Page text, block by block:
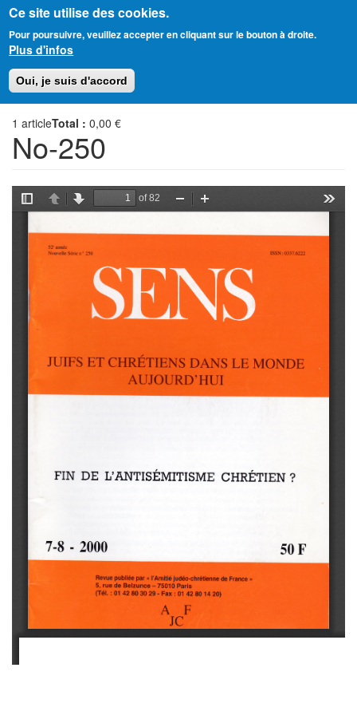
Ce site utilise des cookies.
Pour poursuivre, veuillez accepter en cliquant sur le bouton à droite.
Plus d'infos
Oui, je suis d'accord
au
contenu
principal
Amitié Judéo-Chrétienne de France
1 articleTotal : 0,00 €
No-250